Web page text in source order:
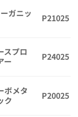
ガニッ
P21025
スプロ
ー
P24025
ボメタ
ク
P20025